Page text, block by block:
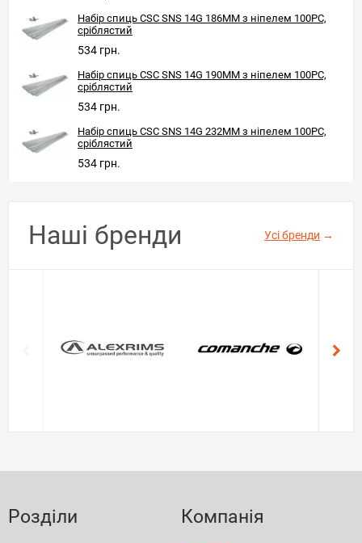
Набір спиць CSC SNS 14G 186MM з ніпелем 100PC,
сріблястий
534 грн.
Набір спиць CSC SNS 14G 190MM з ніпелем 100PC,
сріблястий
534 грн.
Набір спиць CSC SNS 14G 232MM з ніпелем 100PC,
сріблястий
534 грн.
Наші бренди Усі бренди →
Розділи Компанія